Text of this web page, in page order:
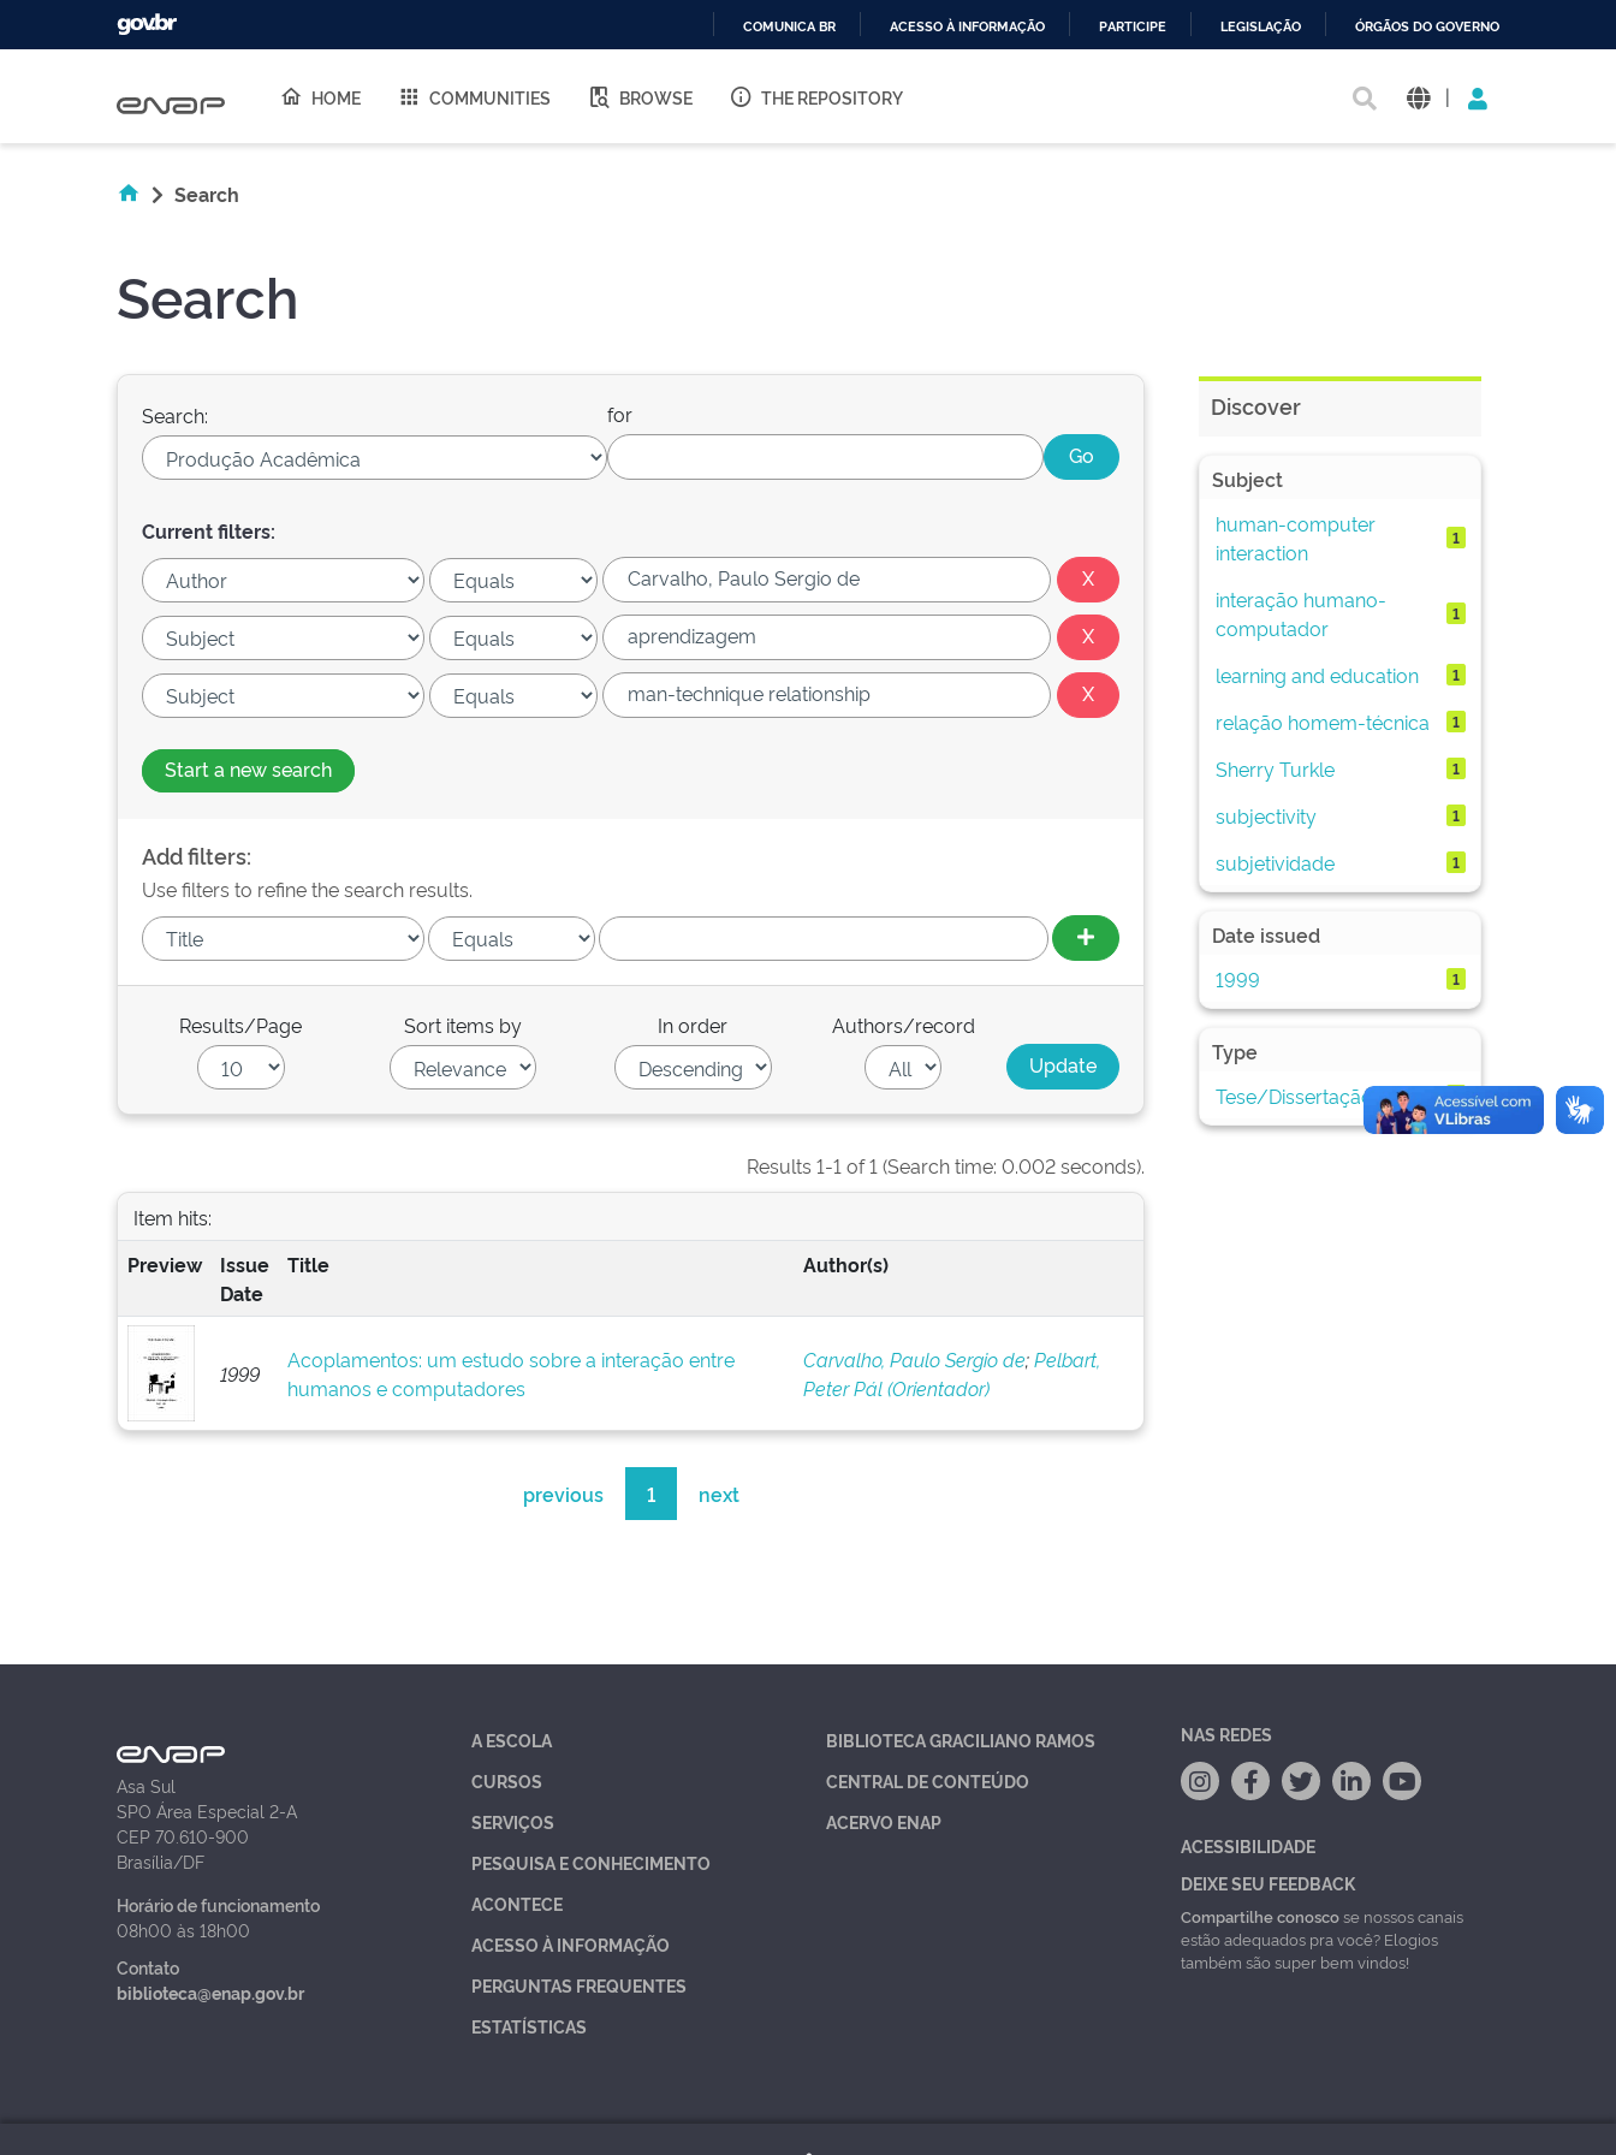
O
COMUNICA BR ACESSO À INFORMAÇÃO PARTICIPE LEGISLAÇÃO ÓRGÃOS DO GOVERNO
HOME COMMUNITIES BROWSE THE REPOSITORY |
Search
Search
Search: for
Current filters:
Start a new search
Add filters:
Use filters to refine the search results.
Results/Page Sort items by In order Authors/record
Results 1-1 of 1 (Search time: 0.002 seconds).
Item hits:
Preview
Issue
Date
Title Author(s)
1999
Acoplamentos: um estudo sobre a interação entre
humanos e computadores
Carvalho, Paulo Sergio de;Pelbart,
Peter Pál (Orientador)
previous 1 next
Discover
Subject
human-computer
interaction
1
interação humano-
computador
1
learning and education 1
relação homem-técnica 1
Sherry Turkle 1
subjectivity 1
subjetividade 1
Date issued
1999
1
Type
Tese/Dissertação
1
Asa Sul
SPO Área Especial 2-A
CEP 70.610-900
Brasília/DF
Horário de funcionamento
08h00 às 18h00
Contato
biblioteca@enap.gov.br
A ESCOLA
CURSOS
SERVIÇOS
PESQUISA E CONHECIMENTO
ACONTECE
ACESSO À INFORMAÇÃO
PERGUNTAS FREQUENTES
ESTATÍSTICAS
BIBLIOTECA GRACILIANO RAMOS
CENTRAL DE CONTEÚDO
ACERVO ENAP
NAS REDES
ACESSIBILIDADE
DEIXE SEU FEEDBACK
Compartilhe conoscose nossos canais
estão adequados pra você? Elogios
também são super bem vindos!